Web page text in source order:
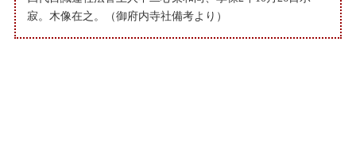
寂。木像在之。（御府内寺社備考より）